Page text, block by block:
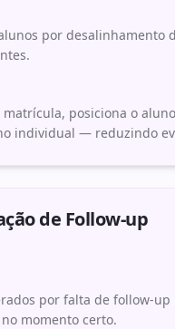
por
posiciona o
individual — reduzindo
de Follow-up
por falta de follow-
momento certo.